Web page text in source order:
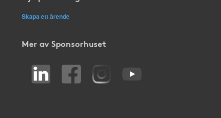
Skapa ett ärende
Mer av Sponsorhuset